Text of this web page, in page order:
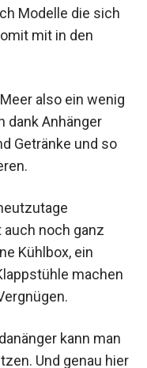
Modelle die sich
mit in den
also ein wenig
dank Anhänger
Getränke und so
auch noch ganz
Kühlbox, ein
machen
kann man
Und genau hier